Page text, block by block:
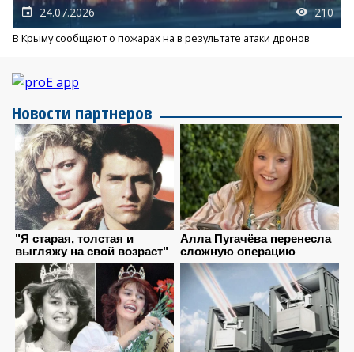
24.07.2026 210
В Крыму сообщают о пожарах на в результате атаки дронов
Новости партнеров